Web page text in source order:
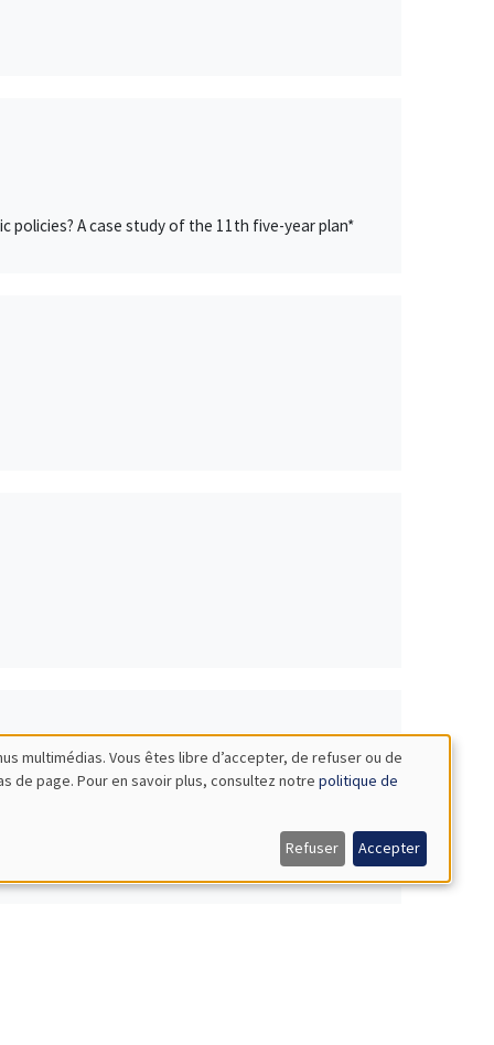
policies? A case study of the 11th five-year plan*
multimédias. Vous êtes libre d’accepter, de refuser ou de
de page. Pour en savoir plus, consultez notre politique de
Refuser Accepter